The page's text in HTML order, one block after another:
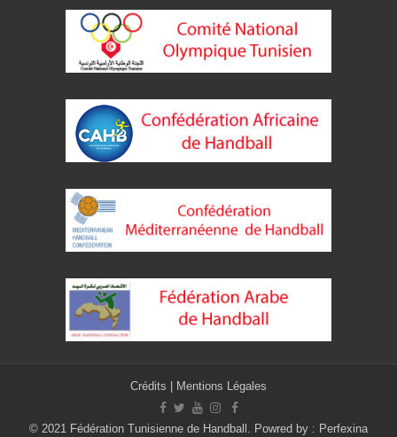
Crédits Mentions Légales
© 2021 Fédération Tunisienne de Handball. Powred by : Perfexina